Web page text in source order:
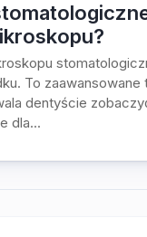
To
dentyście
dla...